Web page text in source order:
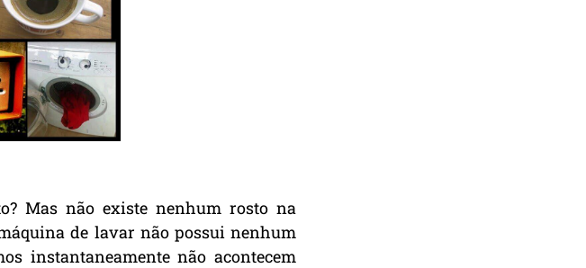
Mas não existe nenhum rosto na
de lavar não possui nenhum
instantaneamente não acontecem